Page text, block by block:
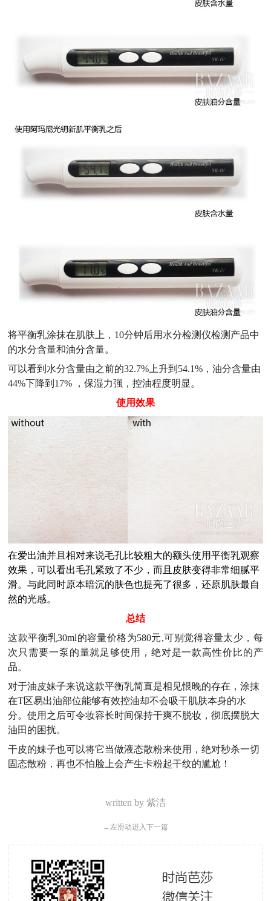
将平衡乳涂抹在肌肤上，10分钟后用水分检测仪检测产品中
的水分含量和油分含量。
可以看到水分含量由之前的32.7%上升到54.1%，油分含量由
44%下降到17% ，保湿力强，控油程度明显。
使用效果
在爱出油并且相对来说毛孔比较粗大的额头使用平衡乳观察
效果，可以看出毛孔紧致了不少，而且皮肤变得非常细腻平
滑。与此同时原本暗沉的肤色也提亮了很多，还原肌肤最自
然的光感。
总结
这款平衡乳30ml的容量价格为580元,可别觉得容量太少，每
次只需要一泵的量就足够使用，绝对是一款高性价比的产
品。
对于油皮妹子来说这款平衡乳简直是相见恨晚的存在，涂抹
在T区易出油部位能够有效控油却不会吸干肌肤本身的水
分。使用之后可令妆容长时间保持干爽不脱妆，彻底摆脱大
油田的困扰。
干皮的妹子也可以将它当做液态散粉来使用，绝对秒杀一切
固态散粉，再也不怕脸上会产生卡粉起干纹的尴尬！
written by 紫洁
←左滑动进入下一篇